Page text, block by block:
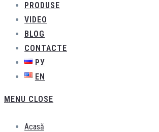
PRODUSE
VIDEO
BLOG
CONTACTE
РУ
EN
MENU CLOSE
Acasă